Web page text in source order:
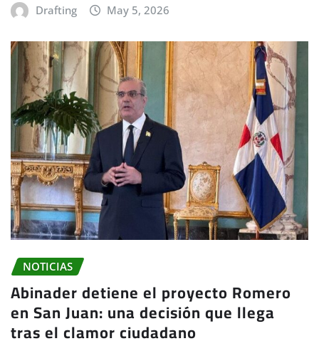
Drafting May 5, 2026
NOTICIAS
Abinader detiene el proyecto Romero
en San Juan: una decisión que llega
tras el clamor ciudadano